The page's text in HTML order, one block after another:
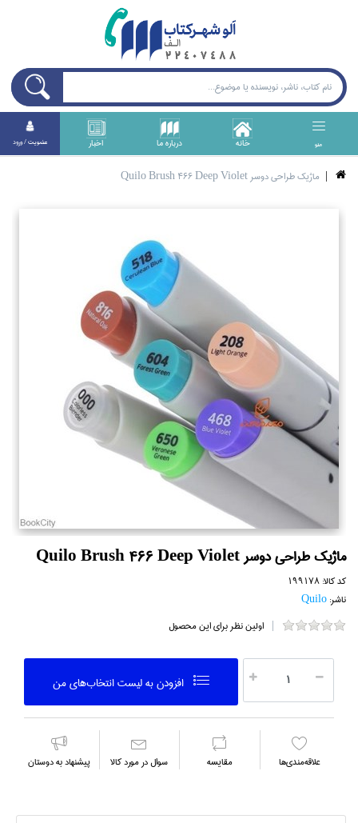
منو خانه درباره ما اخبار عضويت / ورود
ماژيك طراحي دوسر Quilo Brush 466 Deep Violet
ماژيك طراحي دوسر Quilo Brush 466 Deep Violet
کد کالا:199178
ناشر:Quilo
اولین نظر برای این محصول
افزودن به ليست انتخاب‌هاي من
علاقه‌مندي‌ها مقايسه سوال در مورد كالا پیشنهاد به دوستان